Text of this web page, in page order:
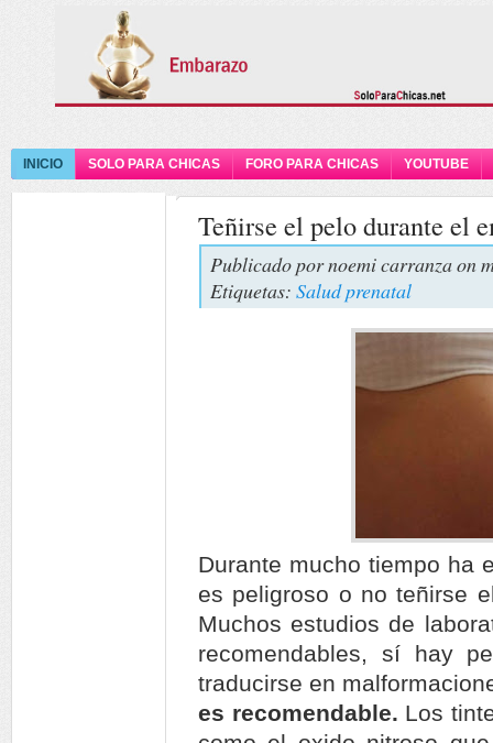
INICIO SOLO PARA CHICAS FORO PARA CHICAS YOUTUBE
Teñirse el pelo durante el
Publicado pornoemi carranzaon
Etiquetas: Salud prenatal
Durante mucho tiempo ha
es peligroso o no teñirse
Muchos estudios de
recomendables, sí hay
traducirse en
es recomendable. Los